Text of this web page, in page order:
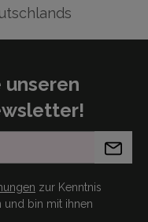
unseren
zur Kenntnis
und bin mit ihnen